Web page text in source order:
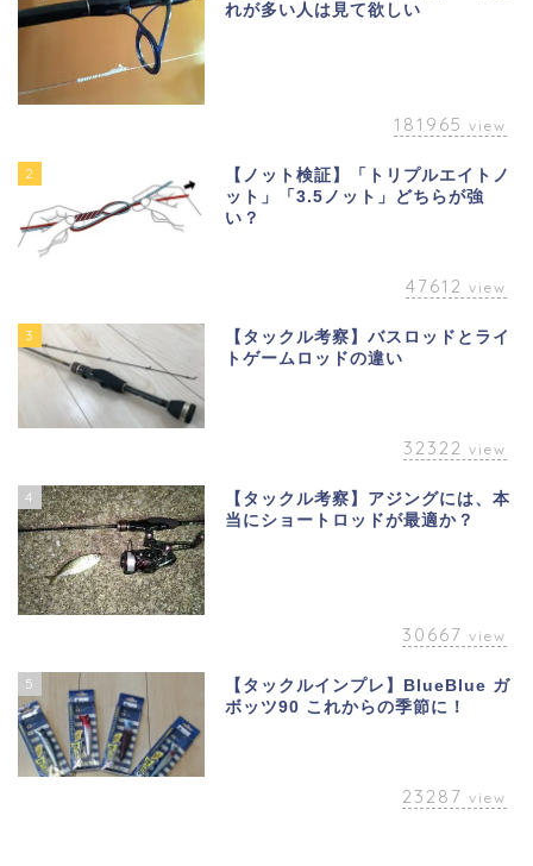
れが多い人は見て欲しい
181965 view
2
【ノット検証】「トリプルエイトノ
ット」「3.5ノット」どちらが強
い？
47612 view
3
【タックル考察】バスロッドとライ
トゲームロッドの違い
32322 view
4
【タックル考察】アジングには、本
当にショートロッドが最適か？
30667 view
5
【タックルインプレ】BlueBlue ガ
ボッツ90 これからの季節に！
23287 view